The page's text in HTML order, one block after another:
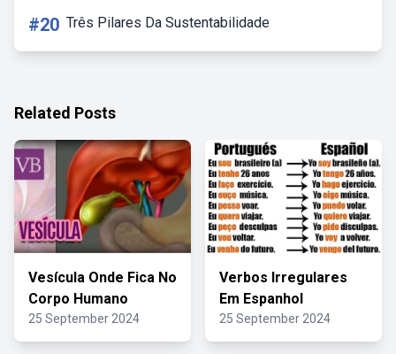
#20 Três Pilares Da Sustentabilidade
Related Posts
Vesícula Onde Fica No
Corpo Humano
25 September 2024
Verbos Irregulares
Em Espanhol
25 September 2024